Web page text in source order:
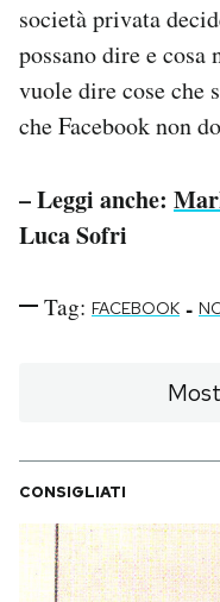
società privata
possano dire e cosa
vuole dire cose che
che Facebook non
– Leggi anche:
Luca Sofri
Tag: FACEBOOK -
CONSIGLIATI